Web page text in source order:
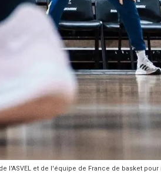
l'ASVEL et de l'équipe de France de basket